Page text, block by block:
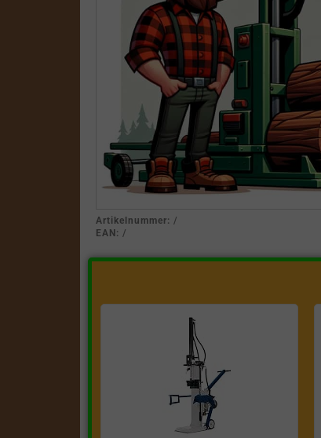
Artikelnummer: /
EAN: /